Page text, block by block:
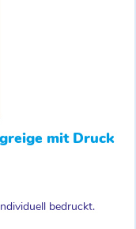
mit Druck
bedruckt.